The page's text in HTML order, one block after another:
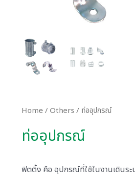
Home /Others / ท่ออุปกรณ์
ท่ออุปกรณ์
ฟิตติ้ง คือ อุปกรณ์ที่ใช้ในงานเดินระ